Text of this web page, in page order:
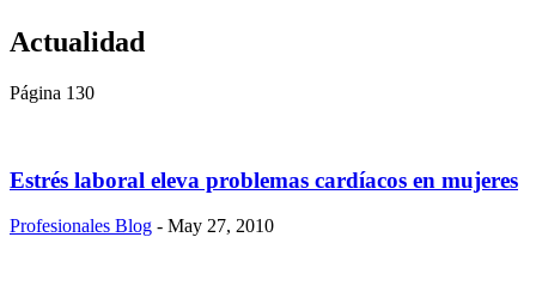
Actualidad
Página 130
Estrés laboral eleva problemas cardíacos en mujeres
Profesionales Blog - May 27, 2010